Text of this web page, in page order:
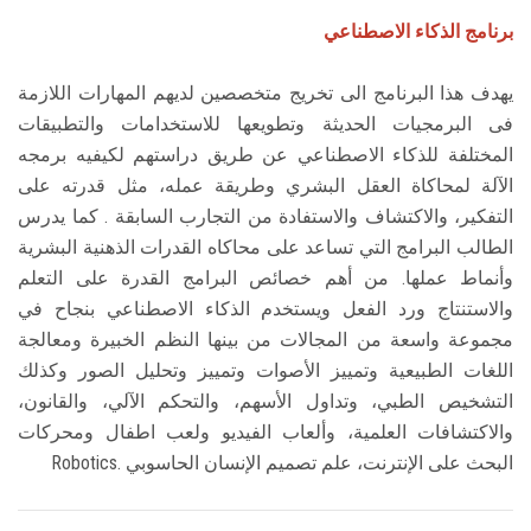
برنامج الذكاء الاصطناعي
يهدف هذا البرنامج الى تخريج متخصصين لديهم المهارات اللازمة
فى البرمجيات الحديثة وتطويعها للاستخدامات والتطبيقات
المختلفة للذكاء الاصطناعي عن طريق دراستهم لكيفيه برمجه
الآلة لمحاكاة العقل البشري وطريقة عمله، مثل قدرته على
التفكير، والاكتشاف والاستفادة من التجارب السابقة . كما يدرس
الطالب البرامج التي تساعد على محاكاه القدرات الذهنية البشرية
وأنماط عملها. من أهم خصائص البرامج القدرة على التعلم
والاستنتاج ورد الفعل ويستخدم الذكاء الاصطناعي بنجاح في
مجموعة واسعة من المجالات من بينها النظم الخبيرة ومعالجة
اللغات الطبيعية وتمييز الأصوات وتمييز وتحليل الصور وكذلك
التشخيص الطبي، وتداول الأسهم، والتحكم الآلي، والقانون،
والاكتشافات العلمية، وألعاب الفيديو ولعب اطفال ومحركات
البحث على الإنترنت، علم تصميم الإنسان الحاسوبي .Robotics